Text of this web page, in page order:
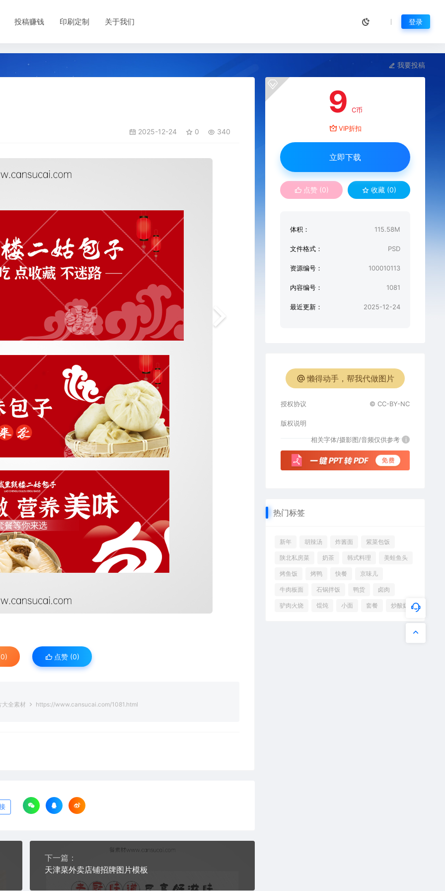
投稿赚钱 印刷定制 关于我们 登录
我要投稿
2025-12-24 0 340
点赞 (0)
全素材 https://www.cansucai.com/1081.html
下一篇：
天津菜外卖店铺招牌图片模板
9 C币
VIP折扣
立即下载
点赞 (0) 收藏 (0)
体积： 115.58M
文件格式： PSD
资源编号： 100010113
内容编号： 1081
最近更新： 2025-12-24
懒得动手，帮我代做图片
授权协议 © CC-BY-NC
版权说明
相关字体/摄影图/音频仅供参考 i
热门标签
新年 胡辣汤 炸酱面 紫菜包饭
陕北私房菜 奶茶 韩式料理 美蛙鱼头
烤鱼饭 烤鸭 快餐 京味儿
牛肉板面 石锅拌饭 鸭货 卤肉
驴肉火烧 馄饨 小面 套餐 炒酸奶